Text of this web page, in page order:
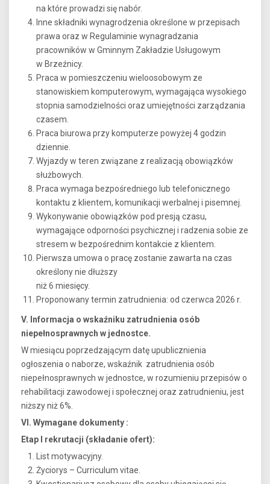
na które prowadzi się nabór.
Inne składniki wynagrodzenia określone w przepisach
prawa oraz w Regulaminie wynagradzania
pracowników w Gminnym Zakładzie Usługowym
w Brzeźnicy.
Praca w pomieszczeniu wieloosobowym ze
stanowiskiem komputerowym, wymagająca wysokiego
stopnia samodzielności oraz umiejętności zarządzania
czasem.
Praca biurowa przy komputerze powyżej 4 godzin
dziennie.
Wyjazdy w teren związane z realizacją obowiązków
służbowych.
Praca wymaga bezpośredniego lub telefonicznego
kontaktu z klientem, komunikacji werbalnej i pisemnej.
Wykonywanie obowiązków pod presją czasu,
wymagające odporności psychicznej i radzenia sobie ze
stresem w bezpośrednim kontakcie z klientem.
Pierwsza umowa o pracę zostanie zawarta na czas
określony nie dłuższy
niż 6 miesięcy.
Proponowany termin zatrudnienia: od czerwca 2026 r.
V. Informacja o wskaźniku zatrudnienia osób
niepełnosprawnych w jednostce.
W miesiącu poprzedzającym datę upublicznienia
ogłoszenia o naborze, wskaźnik zatrudnienia osób
niepełnosprawnych w jednostce, w rozumieniu przepisów o
rehabilitacji zawodowej i społecznej oraz zatrudnieniu, jest
niższy niż 6%.
VI. Wymagane dokumenty :
Etap I rekrutacji (składanie ofert):
List motywacyjny.
Życiorys – Curriculum vitae.